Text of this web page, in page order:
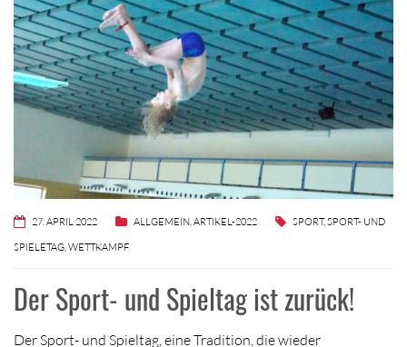
27. APRIL 2022 ALLGEMEIN ARTIKEL-2022 SPORT,SPORT- UND
SPIELETAG WETTKAMPF
Der Sport- und Spieltag ist zurück!
Der Sport- und Spieltag, eine Tradition, die wieder